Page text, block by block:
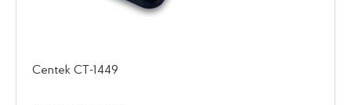
Centek CT-1449